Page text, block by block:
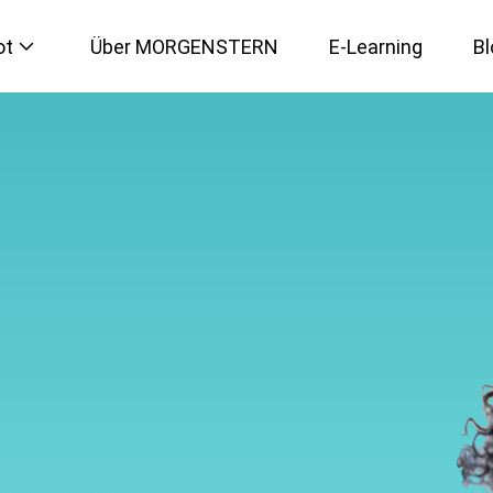
Über MORGENSTERN E-Learning